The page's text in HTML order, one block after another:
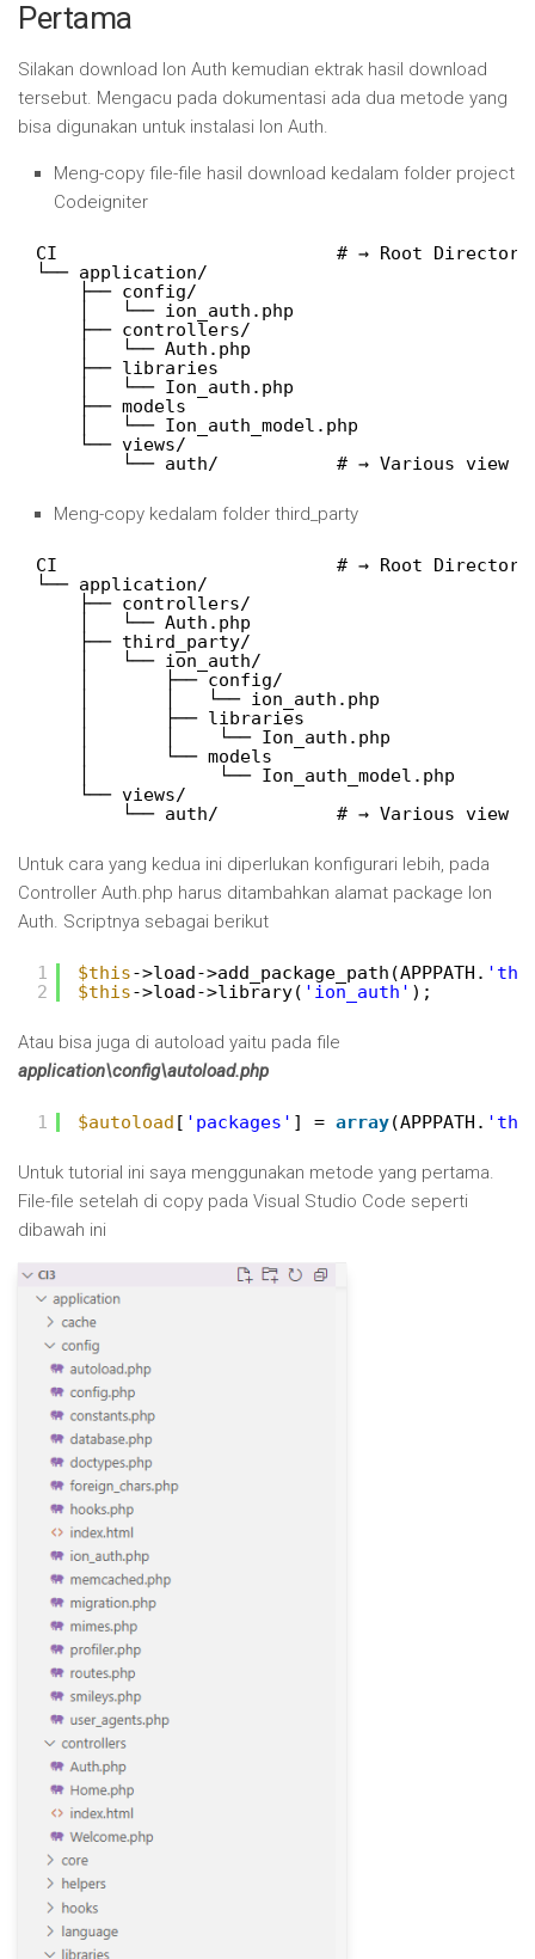
Pertama
Silakan download Ion Auth kemudian ektrak hasil download
tersebut. Mengacu pada dokumentasi ada dua metode yang
bisa digunakan untuk instalasi Ion Auth.
Meng-copy file-file hasil download kedalam folder project
Codeigniter
CI                          # → Root Directory
└── application/
├── config/
│   └── ion_auth.php
├── controllers/
│   └── Auth.php
├── libraries
│   └── Ion_auth.php
├── models
│   └── Ion_auth_model.php
└── views/
└── auth/           # → Various view
Meng-copy kedalam folder third_party
CI                          # → Root Directory
└── application/
├── controllers/
│   └── Auth.php
├── third_party/
│   └── ion_auth/
│       ├── config/
│       │   └── ion_auth.php
│       ├── libraries
│       │    └── Ion_auth.php
│       └── models
│            └── Ion_auth_model.php
└── views/
└── auth/           # → Various view
Untuk cara yang kedua ini diperlukan konfigurari lebih, pada
Controller Auth.php harus ditambahkan alamat package Ion
Auth. Scriptnya sebagai berikut
1
2
$this->load->add_package_path(APPPATH.
$this->load->library( 'ion_auth' );
Atau bisa juga di autoload yaitu pada file
application\config\autoload.php
1 $autoload [ 'packages' ] = array(APPPATH.
Untuk tutorial ini saya menggunakan metode yang pertama.
File-file setelah di copy pada Visual Studio Code seperti
dibawah ini